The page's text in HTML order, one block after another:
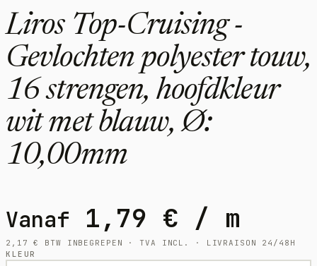
Liros Top-Cruising -
Gevlochten polyester touw,
16 strengen, hoofdkleur
wit met blauw, Ø:
10,00mm
Vanaf 1,79 € / m
2,17€
BTW INBEGREPEN · TVA INCL. · LIVRAISON 24/48H
KLEUR